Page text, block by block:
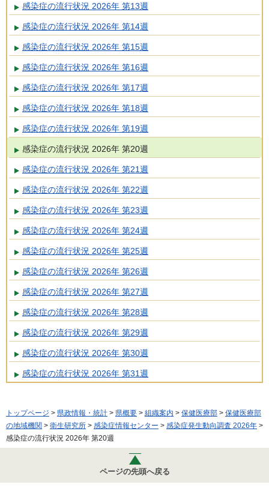
感染症の流行状況 2026年 第13週
感染症の流行状況 2026年 第14週
感染症の流行状況 2026年 第15週
感染症の流行状況 2026年 第16週
感染症の流行状況 2026年 第17週
感染症の流行状況 2026年 第18週
感染症の流行状況 2026年 第19週
感染症の流行状況 2026年 第20週
感染症の流行状況 2026年 第21週
感染症の流行状況 2026年 第22週
感染症の流行状況 2026年 第23週
感染症の流行状況 2026年 第24週
感染症の流行状況 2026年 第25週
感染症の流行状況 2026年 第26週
感染症の流行状況 2026年 第27週
感染症の流行状況 2026年 第28週
感染症の流行状況 2026年 第29週
感染症の流行状況 2026年 第30週
感染症の流行状況 2026年 第31週
トップページ > 県政情報・統計 > 県概要 > 組織案内 > 保健医療部 > 保健医療部
の地域機関 > 衛生研究所 > 感染症情報センター > 感染症発生動向調査 2026年 >
感染症の流行状況 2026年 第20週
ページの先頭へ戻る